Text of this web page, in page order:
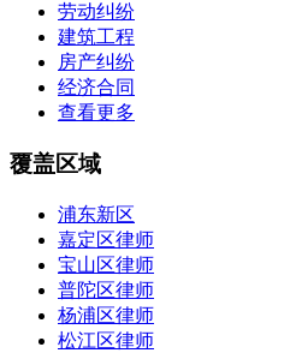
劳动纠纷
建筑工程
房产纠纷
经济合同
查看更多
覆盖区域
浦东新区
嘉定区律师
宝山区律师
普陀区律师
杨浦区律师
松江区律师